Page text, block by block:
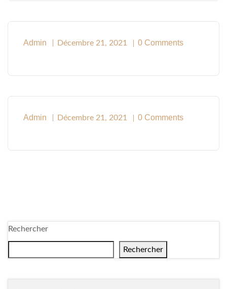
Admin Décembre 21, 2021 0 Comments
Admin Décembre 21, 2021 0 Comments
Rechercher
Rechercher